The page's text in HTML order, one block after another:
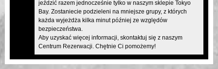
jeździć razem jednocześnie tylko w naszym sklepie Tokyo
Bay. Zostaniecie podzieleni na mniejsze grupy, z których
każda wyjeżdża kilka minut później ze względów
bezpieczeństwa.
Aby uzyskać więcej informacji, skontaktuj się z naszym
Centrum Rezerwacji. Chętnie Ci pomożemy!